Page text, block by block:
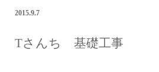
2015.9.7
Tさんち 基礎工事